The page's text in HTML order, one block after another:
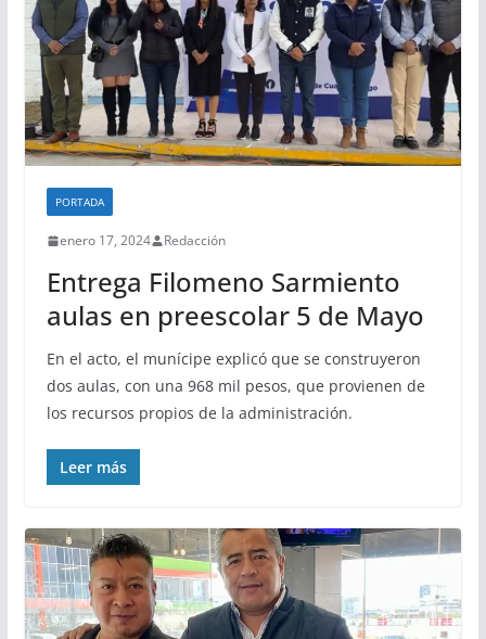
PORTADA
enero 17, 2024 Redacción
Entrega Filomeno Sarmiento
aulas en preescolar 5 de Mayo
En el acto, el munícipe explicó que se construyeron
dos aulas, con una 968 mil pesos, que provienen de
los recursos propios de la administración.
Leer más